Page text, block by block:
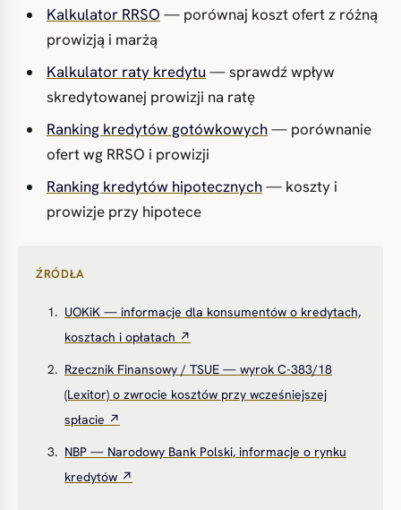
Kalkulator RRSO — porównaj koszt ofert z różną
prowizją i marżą
Kalkulator raty kredytu — sprawdź wpływ
skredytowanej prowizji na ratę
Ranking kredytów gotówkowych— porównanie
ofert wg RRSO i prowizji
Ranking kredytów hipotecznych— koszty i
prowizje przy hipotece
ŹRÓDŁA
UOKiK — informacje dla konsumentów o kredytach,
kosztach i opłatach ↗
Rzecznik Finansowy / TSUE — wyrok C-383/18
(Lexitor) o zwrocie kosztów przy wcześniejszej
spłacie ↗
NBP — Narodowy Bank Polski, informacje o rynku
kredytów ↗